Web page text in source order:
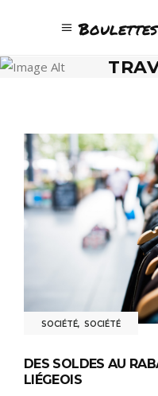
SOCIÉTÉ, SOCIÉTÉ
DES SOLDES AU
LIÉGEOIS